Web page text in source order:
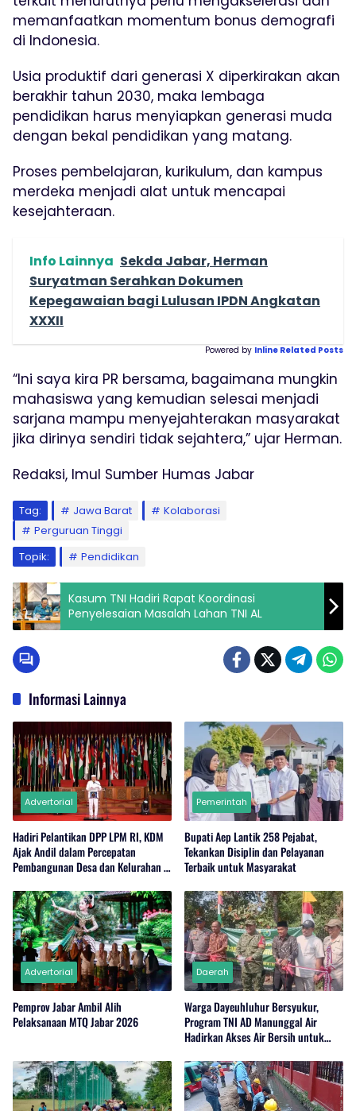
memanfaatkan momentum bonus demografi
di Indonesia.
Usia produktif dari generasi X diperkirakan akan
berakhir tahun 2030, maka lembaga
pendidikan harus menyiapkan generasi muda
dengan bekal pendidikan yang matang.
Proses pembelajaran, kurikulum, dan kampus
merdeka menjadi alat untuk mencapai
kesejahteraan.
Info Lainnya Sekda Jabar, Herman
Suryatman Serahkan Dokumen
Kepegawaian bagi Lulusan IPDN Angkatan
XXXII
Powered by Inline Related Posts
“Ini saya kira PR bersama, bagaimana mungkin
mahasiswa yang kemudian selesai menjadi
sarjana mampu menyejahterakan masyarakat
jika dirinya sendiri tidak sejahtera,” ujar Herman.
Redaksi, Imul Sumber Humas Jabar
Tag: Jawa Barat
Kolaborasi
Perguruan Tinggi
Topik:
Pendidikan
Kasum TNI Hadiri Rapat Koordinasi
Penyelesaian Masalah Lahan TNI AL
Informasi Lainnya
Advertorial
Hadiri Pelantikan DPP LPM RI, KDM
Ajak Andil dalam Percepatan
Pembangunan Desa dan Kelurahan di
Pemerintah
Bupati Aep Lantik 258 Pejabat,
Tekankan Disiplin dan Pelayanan
Terbaik untuk Masyarakat
Advertorial
Pemprov Jabar Ambil Alih
Pelaksanaan MTQ Jabar 2026
Daerah
Warga Dayeuhluhur Bersyukur,
Program TNI AD Manunggal Air
Hadirkan Akses Air Bersih untuk